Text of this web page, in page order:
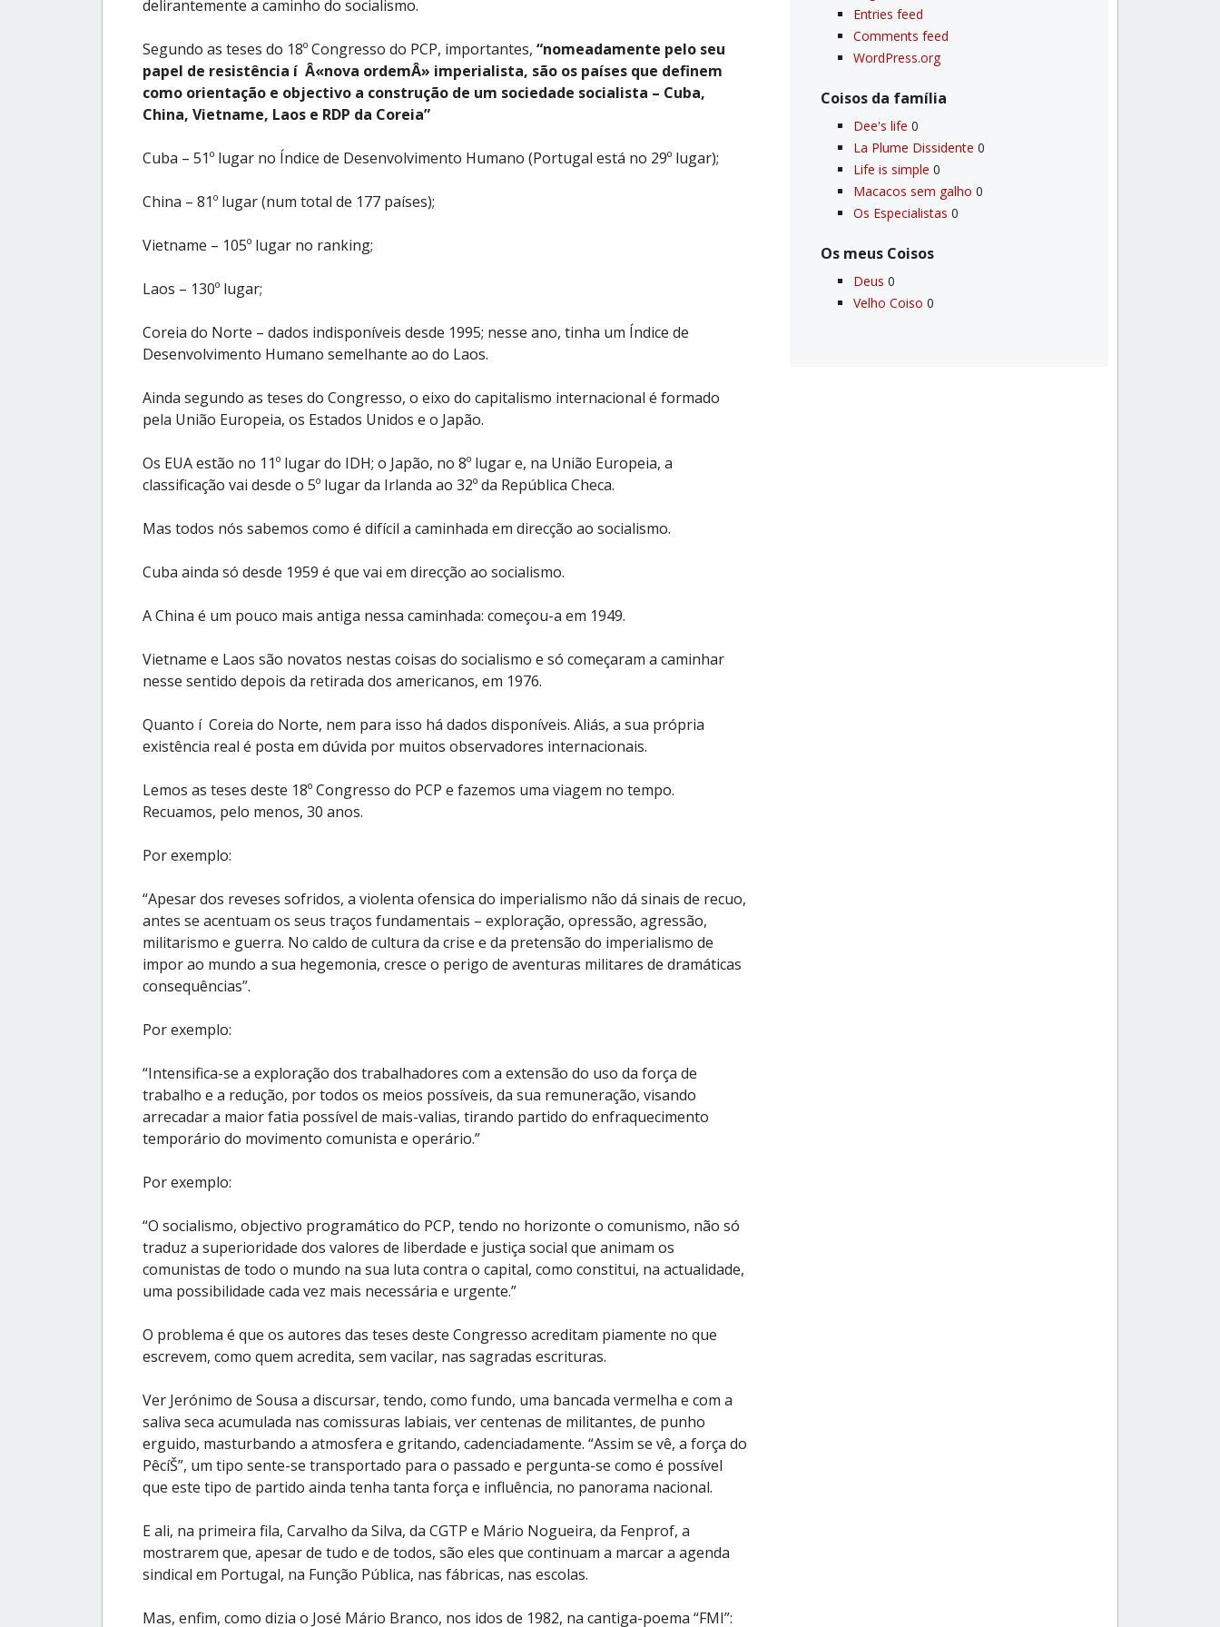
delirantemente a caminho do socialismo.
Segundo as teses do 18º Congresso do PCP, importantes, “nomeadamente pelo seu
papel de resistência í Â«nova ordemÂ» imperialista, são os países que definem
como orientação e objectivo a construção de um sociedade socialista – Cuba,
China, Vietname, Laos e RDP da Coreia”
Cuba – 51º lugar no Índice de Desenvolvimento Humano (Portugal está no 29º lugar);
China – 81º lugar (num total de 177 países);
Vietname – 105º lugar no ranking;
Laos – 130º lugar;
Coreia do Norte – dados indisponíveis desde 1995; nesse ano, tinha um Índice de
Desenvolvimento Humano semelhante ao do Laos.
Ainda segundo as teses do Congresso, o eixo do capitalismo internacional é formado
pela União Europeia, os Estados Unidos e o Japão.
Os EUA estão no 11º lugar do IDH; o Japão, no 8º lugar e, na União Europeia, a
classificação vai desde o 5º lugar da Irlanda ao 32º da República Checa.
Mas todos nós sabemos como é difícil a caminhada em direcção ao socialismo.
Cuba ainda só desde 1959 é que vai em direcção ao socialismo.
A China é um pouco mais antiga nessa caminhada: começou-a em 1949.
Vietname e Laos são novatos nestas coisas do socialismo e só começaram a caminhar
nesse sentido depois da retirada dos americanos, em 1976.
Quanto í Coreia do Norte, nem para isso há dados disponíveis. Aliás, a sua própria
existência real é posta em dúvida por muitos observadores internacionais.
Lemos as teses deste 18º Congresso do PCP e fazemos uma viagem no tempo.
Recuamos, pelo menos, 30 anos.
Por exemplo:
“Apesar dos reveses sofridos, a violenta ofensica do imperialismo não dá sinais de recuo,
antes se acentuam os seus traços fundamentais – exploração, opressão, agressão,
militarismo e guerra. No caldo de cultura da crise e da pretensão do imperialismo de
impor ao mundo a sua hegemonia, cresce o perigo de aventuras militares de dramáticas
consequências”.
Por exemplo:
“Intensifica-se a exploração dos trabalhadores com a extensão do uso da força de
trabalho e a redução, por todos os meios possíveis, da sua remuneração, visando
arrecadar a maior fatia possível de mais-valias, tirando partido do enfraquecimento
temporário do movimento comunista e operário.”
Por exemplo:
“O socialismo, objectivo programático do PCP, tendo no horizonte o comunismo, não só
traduz a superioridade dos valores de liberdade e justiça social que animam os
comunistas de todo o mundo na sua luta contra o capital, como constitui, na actualidade,
uma possibilidade cada vez mais necessária e urgente.”
O problema é que os autores das teses deste Congresso acreditam piamente no que
escrevem, como quem acredita, sem vacilar, nas sagradas escrituras.
Ver Jerónimo de Sousa a discursar, tendo, como fundo, uma bancada vermelha e com a
saliva seca acumulada nas comissuras labiais, ver centenas de militantes, de punho
erguido, masturbando a atmosfera e gritando, cadenciadamente. “Assim se vê, a força do
PêcíŠ”, um tipo sente-se transportado para o passado e pergunta-se como é possível
que este tipo de partido ainda tenha tanta força e influência, no panorama nacional.
E ali, na primeira fila, Carvalho da Silva, da CGTP e Mário Nogueira, da Fenprof, a
mostrarem que, apesar de tudo e de todos, são eles que continuam a marcar a agenda
sindical em Portugal, na Função Pública, nas fábricas, nas escolas.
Mas, enfim, como dizia o José Mário Branco, nos idos de 1982, na cantiga-poema “FMI”:
Entries feed
Comments feed
WordPress.org
Coisos da famí­lia
Dee's life 0
La Plume Dissidente 0
Life is simple 0
Macacos sem galho 0
Os Especialistas 0
Os meus Coisos
Deus 0
Velho Coiso 0